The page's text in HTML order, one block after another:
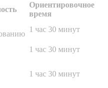
Ориентировочное
время
1 час 30 минут
1 час 30 минут
1 час 30 минут